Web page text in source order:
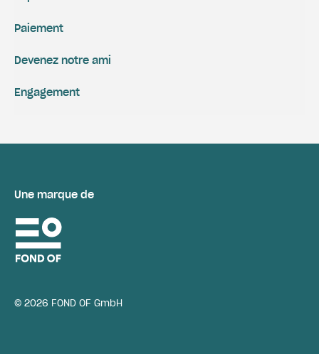
Paiement
Engagement
Devenez notre ami
Une marque de
© 2026 FOND OF GmbH